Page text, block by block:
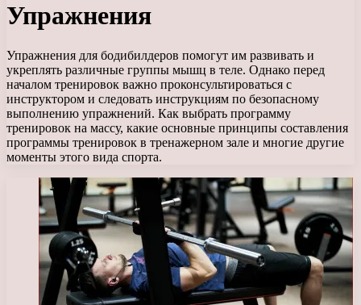
Упражнения
Упражнения для бодибилдеров помогут им развивать и
укреплять различные группы мышц в теле. Однако перед
началом тренировок важно проконсультироваться с
инструктором и следовать инструкциям по безопасному
выполнению упражнений. Как выбрать программу
тренировок на массу, какие основные принципы составления
программы тренировок в тренажерном зале и многие другие
моменты этого вида спорта.